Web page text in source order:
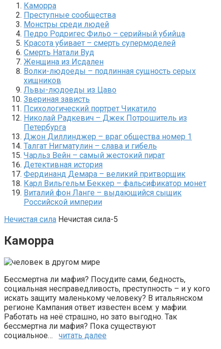
Каморра
Преступные сообщества
Монстры среди людей
Педро Родригес Фильо – серийный убийца
Красота убивает – смерть супермоделей
Смерть Натали Вуд
Женщина из Исдален
Волки-людоеды – подлинная сущность серых
хищников
Львы-людоеды из Цаво
Звериная зависть
Психологический портрет Чикатило
Николай Радкевич – Джек Потрошитель из
Петербурга
Джон Диллинджер – враг общества номер 1
Талгат Нигматулин – слава и гибель
Чарльз Вейн – самый жестокий пират
Детективная история
Фердинанд Демара – великий притворщик
Карл Вильгельм Беккер – фальсификатор монет
Виталий фон Ланге – выдающийся сыщик
Российской империи
Нечистая сила Нечистая сила-5
Каморра
Бессмертна ли мафия? Посудите сами, бедность,
социальная несправедливость, преступность – и у кого
искать защиту маленькому человеку? В итальянском
регионе Кампания ответ известен всем: у мафии.
Работать на неё страшно, но зато выгодно. Так
бессмертна ли мафия? Пока существуют
социальное… читать далее